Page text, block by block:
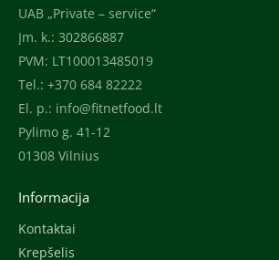
UAB „Private – service“
Įm. k.: 302866887
PVM: LT100013485019
Tel.: +370 684 82222
El. p.: info@fitnetfood.lt
Pylimo g. 41-12
01308 Vilnius
Informacija
Kontaktai
Krepšelis